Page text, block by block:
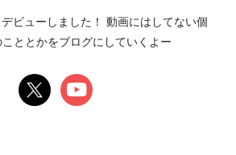
ビューしました！ 動画にはしてない個
ととかをブログにしていくよー